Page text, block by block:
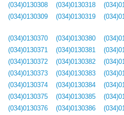
(034)0130308
(034)0130309
(034)0130318
(034)0130319
(034)0130370
(034)0130371
(034)0130372
(034)0130373
(034)0130374
(034)0130375
(034)0130376
(034)0130380
(034)0130381
(034)0130382
(034)0130383
(034)0130384
(034)0130385
(034)0130386